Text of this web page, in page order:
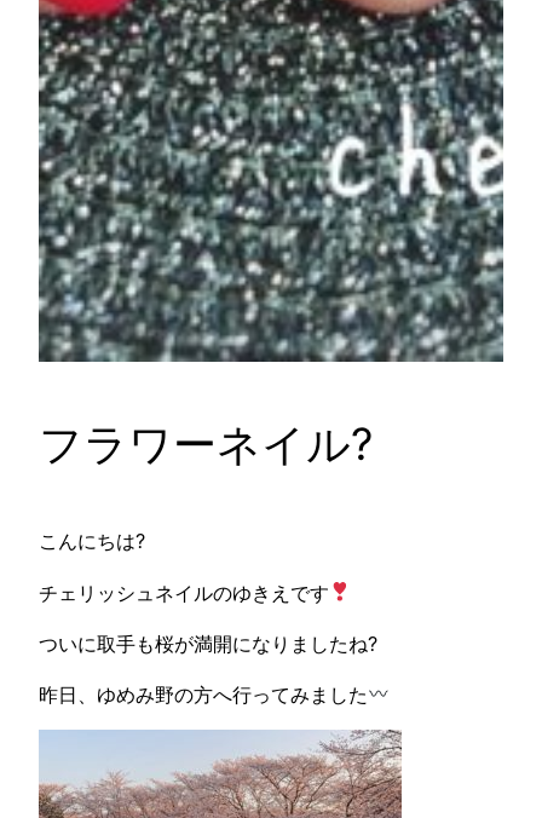
フラワーネイル?
こんにちは?
チェリッシュネイルのゆきえです
ついに取手も桜が満開になりましたね?
昨日、ゆめみ野の方へ行ってみました